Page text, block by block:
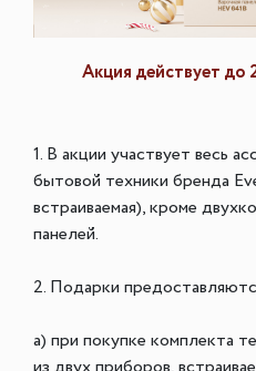
Акция действует до
1. В акции участвует весь
бытовой техники бренда
встраиваемая), кроме
панелей.
2. Подарки
a) при покупке комплекта